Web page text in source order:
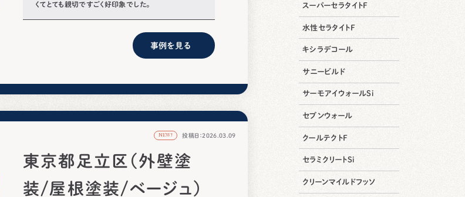
くてとても親切ですごく好印象でした。
事例を見る
NEW! 投稿日：2026.03.09
東京都足立区（外壁塗
装/屋根塗装/ベージュ）
スーパーセラタイトF
水性セラタイトF
キシラデコール
サニービルド
サーモアイウォールSi
セブンウォール
クールテクトF
セラミクリートSi
クリーンマイルドフッソ